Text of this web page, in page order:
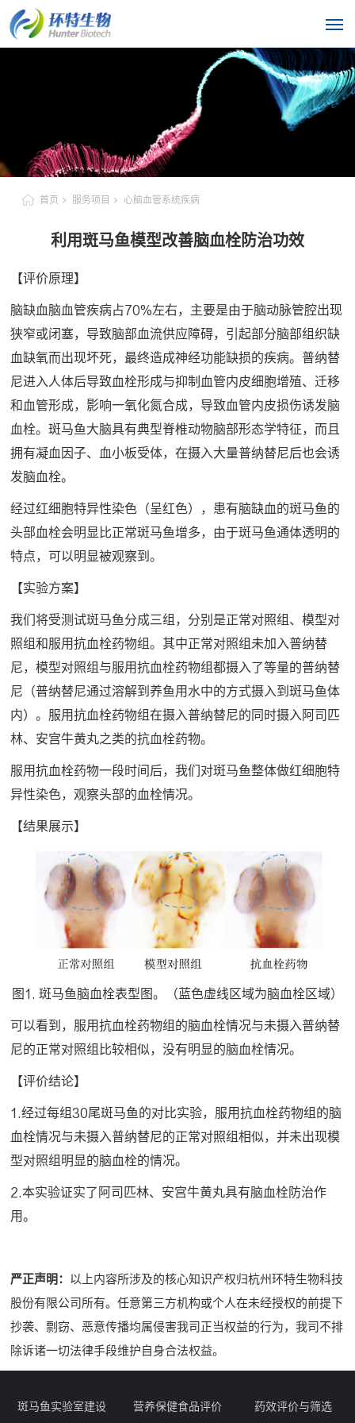
首页 服务项目 心脑血管系统疾病
利用斑马鱼模型改善脑血栓防治功效
【评价原理】
脑缺血脑血管疾病占70%左右，主要是由于脑动脉管腔出现
狭窄或闭塞，导致脑部血流供应障碍，引起部分脑部组织缺
血缺氧而出现坏死，最终造成神经功能缺损的疾病。普纳替
尼进入人体后导致血栓形成与抑制血管内皮细胞增殖、迁移
和血管形成，影响一氧化氮合成，导致血管内皮损伤诱发脑
血栓。斑马鱼大脑具有典型脊椎动物脑部形态学特征，而且
拥有凝血因子、血小板受体，在摄入大量普纳替尼后也会诱
发脑血栓。
经过红细胞特异性染色（呈红色），患有脑缺血的斑马鱼的
头部血栓会明显比正常斑马鱼增多，由于斑马鱼通体透明的
特点，可以明显被观察到。
【实验方案】
我们将受测试斑马鱼分成三组，分别是正常对照组、模型对
照组和服用抗血栓药物组。其中正常对照组未加入普纳替
尼，模型对照组与服用抗血栓药物组都摄入了等量的普纳替
尼（普纳替尼通过溶解到养鱼用水中的方式摄入到斑马鱼体
内）。服用抗血栓药物组在摄入普纳替尼的同时摄入阿司匹
林、安宫牛黄丸之类的抗血栓药物。
服用抗血栓药物一段时间后，我们对斑马鱼整体做红细胞特
异性染色，观察头部的血栓情况。
【结果展示】
图1. 斑马鱼脑血栓表型图。（蓝色虚线区域为脑血栓区域）
可以看到，服用抗血栓药物组的脑血栓情况与未摄入普纳替
尼的正常对照组比较相似，没有明显的脑血栓情况。
【评价结论】
1.经过每组30尾斑马鱼的对比实验，服用抗血栓药物组的脑
血栓情况与未摄入普纳替尼的正常对照组相似，并未出现模
型对照组明显的脑血栓的情况。
2.本实验证实了阿司匹林、安宫牛黄丸具有脑血栓防治作
用。
严正声明： 以上内容所涉及的核心知识产权归杭州环特生物科技
股份有限公司所有。任意第三方机构或个人在未经授权的前提下
抄袭、剽窃、恶意传播均属侵害我司正当权益的行为，我司不排
除诉诸一切法律手段维护自身合法权益。
斑马鱼实验室建设 营养保健食品评价
药效评价与筛选